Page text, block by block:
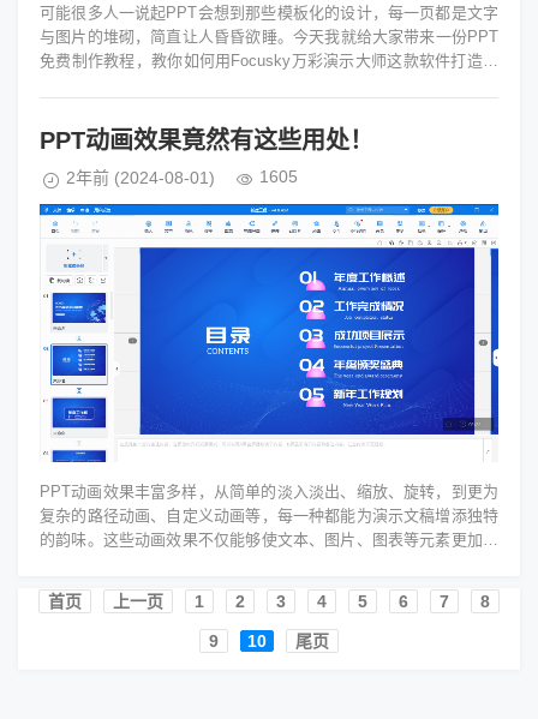
可能很多人一说起PPT会想到那些模板化的设计，每一页都是文字
与图片的堆砌，简直让人昏昏欲睡。今天我就给大家带来一份PPT
免费制作教程，教你如何用Focusky万彩演示大师这款软件打造与
PPT动画效果竟然有这些用处！
2年前 (2024-08-01) 1605
PPT动画效果丰富多样，从简单的淡入淡出、缩放、旋转，到更为
复杂的路径动画、自定义动画等，每一种都能为演示文稿增添独特
的韵味。这些动画效果不仅能够使文本、图片、图表等元素更加生
首页️ 上一页 1 2 3 4 5 6 7 8
9 10 尾页